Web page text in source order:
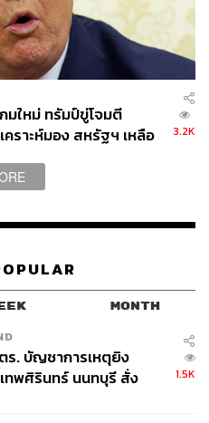
มใหม่ ทรัมป์ขู่โจมตี
ราะห์มอง สหรัฐฯ เหลือ
3.2K
MONTH
ร. บัญชาการเหตุยิง
ทพศิรินทร์ นนทบุรี สั่ง
1.5K